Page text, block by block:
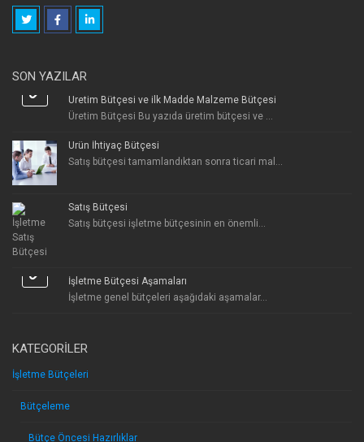
SON YAZILAR
Üretim Bütçesi ve ilk Madde Malzeme Bütçesi
Üretim Bütçesi Bu yazıda üretim bütçesi ve ...
Ürün İhtiyaç Bütçesi
Satış bütçesi tamamlandıktan sonra ticari mal...
Satış Bütçesi
Satış bütçesi işletme bütçesinin en önemli...
İşletme Bütçesi Aşamaları
İşletme genel bütçeleri aşağıdaki aşamalar...
KATEGORILER
İşletme Bütçeleri
Bütçeleme
Bütçe Öncesi Hazırlıklar